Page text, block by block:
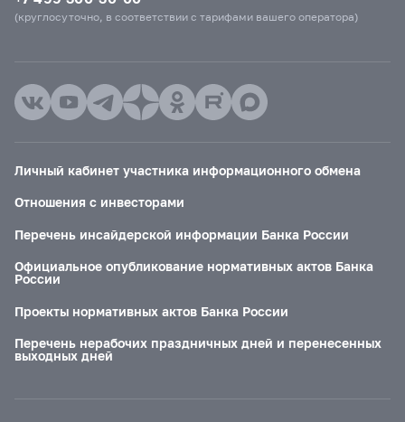
(круглосуточно, в соответствии с тарифами вашего оператора)
Личный кабинет участника информационного обмена
Отношения с инвесторами
Перечень инсайдерской информации Банка России
Официальное опубликование нормативных актов Банка
России
Проекты нормативных актов Банка России
Перечень нерабочих праздничных дней и перенесенных
выходных дней